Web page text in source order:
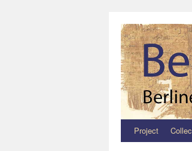
ZumProject